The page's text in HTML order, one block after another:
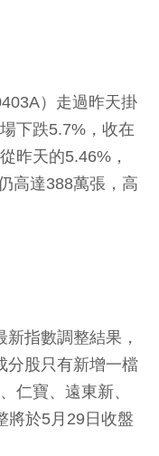
）走過昨天掛
下跌5.7%，收在
昨天的5.46%，
高達388萬張，高
指數調整結果，
分股只有新增一檔
仁寶、遠東新、
將於5月29日收盤